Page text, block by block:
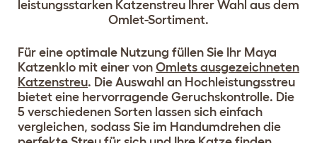
leistungsstarken Katzenstreu Ihrer Wahl aus dem
Omlet-Sortiment.
Für eine optimale Nutzung füllen Sie Ihr Maya
Katzenklo mit einer von Omlets ausgezeichneten
Katzenstreu. Die Auswahl an Hochleistungsstreu
bietet eine hervorragende Geruchskontrolle. Die
5 verschiedenen Sorten lassen sich einfach
vergleichen, sodass Sie im Handumdrehen die